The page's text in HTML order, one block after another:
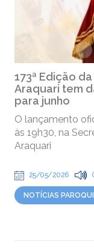
173ª Edição
Araquari tem
para junho
O lançamento
às 19h30, na
Araquari
25/05/2026
NOTÍCIAS